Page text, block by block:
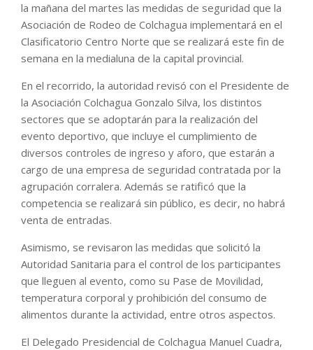
la mañana del martes las medidas de seguridad que la
Asociación de Rodeo de Colchagua implementará en el
Clasificatorio Centro Norte que se realizará este fin de
semana en la medialuna de la capital provincial.
En el recorrido, la autoridad revisó con el Presidente de
la Asociación Colchagua Gonzalo Silva, los distintos
sectores que se adoptarán para la realización del
evento deportivo, que incluye el cumplimiento de
diversos controles de ingreso y aforo, que estarán a
cargo de una empresa de seguridad contratada por la
agrupación corralera. Además se ratificó que la
competencia se realizará sin público, es decir, no habrá
venta de entradas.
Asimismo, se revisaron las medidas que solicitó la
Autoridad Sanitaria para el control de los participantes
que lleguen al evento, como su Pase de Movilidad,
temperatura corporal y prohibición del consumo de
alimentos durante la actividad, entre otros aspectos.
El Delegado Presidencial de Colchagua Manuel Cuadra,